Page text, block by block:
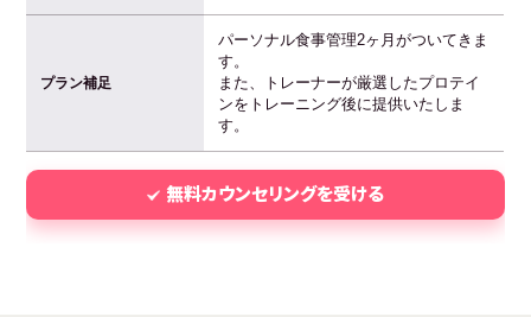
プラン補足
パーソナル食事管理2ヶ月がついてきま
す。
また、トレーナーが厳選したプロテイ
ンをトレーニング後に提供いたしま
す。
無料カウンセリングを受ける